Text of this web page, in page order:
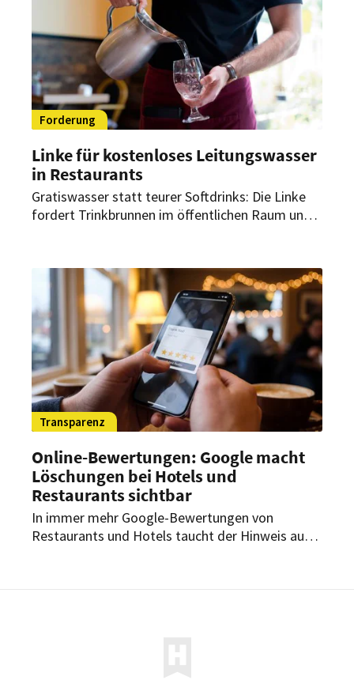
Forderung
Linke für kostenloses Leitungswasser
in Restaurants
Gratiswasser statt teurer Softdrinks: Die Linke
fordert Trinkbrunnen im öffentlichen Raum und
ab.
Transparenz
Online-Bewertungen: Google macht
Löschungen bei Hotels und
Restaurants sichtbar
In immer mehr Google-Bewertungen von
Restaurants und Hotels taucht der Hinweis auf: